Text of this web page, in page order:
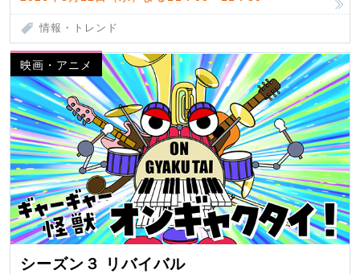
情報・トレンド
映画・アニメ
シーズン３ リバイバル